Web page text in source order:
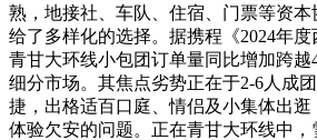
熟，地接社、车队、住宿、门票等资
给了多样化的选择。据携程《2024年度
青甘大环线小包团订单量同比增加跨越
细分市场。其焦点劣势正在于2-6人成
捷，出格适百口庭、情侣及小集体出逛
体验欠安的问题。正在青甘大环线中